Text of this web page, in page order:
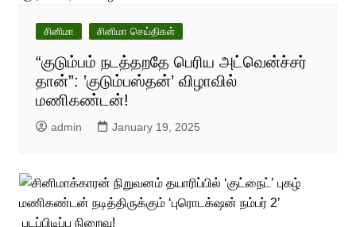
சினிமா சினிமா செய்திகள்
“குடும்பம் நடத்தறதே பெரிய அட்வென்ச்சர்
தான்”: ‛குடும்பஸ்தன்’ விழாவில்
மணிகண்டன்!
admin January 19, 2025